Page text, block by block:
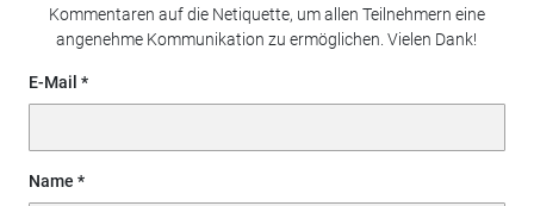
Kommentaren auf die Netiquette, um allen Teilnehmern eine
angenehme Kommunikation zu ermöglichen. Vielen Dank!
E-Mail
Name